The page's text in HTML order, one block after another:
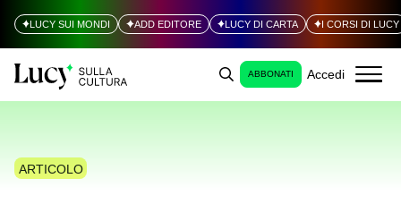
LUCY SUI MONDI ADD EDITORE LUCY DI CARTA I CORSI DI LUCY
ABBONATI Accedi
ARTICOLO